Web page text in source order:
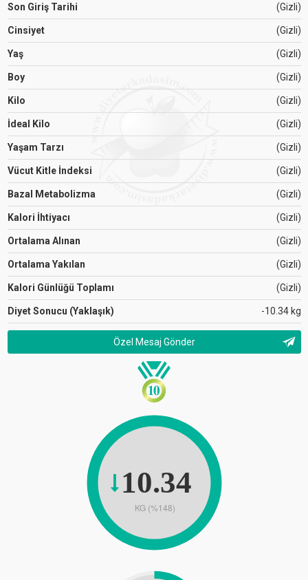
Son Giriş Tarihi (Gizli)
Cinsiyet (Gizli)
Yaş (Gizli)
Boy (Gizli)
Kilo (Gizli)
İdeal Kilo (Gizli)
Yaşam Tarzı (Gizli)
Vücut Kitle İndeksi (Gizli)
Bazal Metabolizma (Gizli)
Kalori İhtiyacı (Gizli)
Ortalama Alınan (Gizli)
Ortalama Yakılan (Gizli)
Kalori Günlüğü Toplamı (Gizli)
Diyet Sonucu (Yaklaşık) -10.34 kg
Özel Mesaj Gönder
10.34
KG (%148)